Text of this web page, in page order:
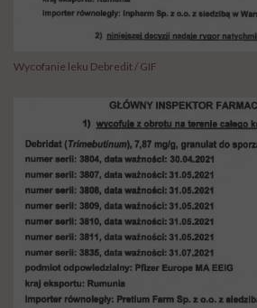
Wycofanie leku Debredit / GIF